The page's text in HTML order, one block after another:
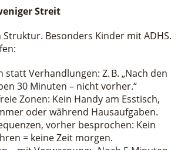
Streit
Besonders Kinder mit ADHS.
statt Verhandlungen: Z. B. „Nach den
30 Minuten – nicht vorher.“
Zonen: Kein Handy am Esstisch,
oder während Hausaufgaben.
vorher besprochen: Kein
= keine Zeit morgen.